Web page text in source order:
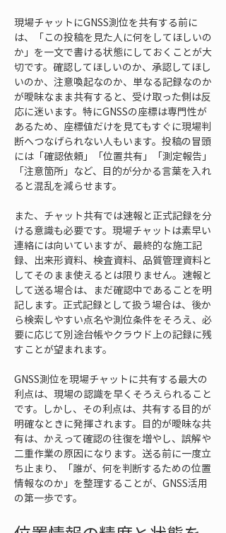
現場チャットにGNSS測位を共有する前に
は、「この投稿を見た人に何をしてほしいの
か」を一文で書ける状態にしておくことが大
切です。確認してほしいのか、承認してほし
いのか、注意喚起なのか、単なる記録なのか
が曖昧なまま共有すると、受け取った側は反
応に迷います。特にGNSSの座標は専門性が
あるため、座標値だけを見てもすぐに現場判
断へつなげられない人もいます。投稿の冒頭
には「確認依頼」「位置共有」「測定報告」
「注意箇所」など、目的が分かる言葉を入れ
ると混乱を減らせます。
また、チャット共有では速報と正式記録を分
ける意識も必要です。現場チャットは素早い
連絡には向いていますが、最終的な施工記
録、出来形資料、検査資料、品質管理資料と
してそのまま使えるとは限りません。速報と
して送る場合は、まだ確認中であることを明
記します。正式記録として扱う場合は、後か
ら検索しやすい点名や測位条件をそろえ、必
要に応じて別途台帳やクラウド上の記録に残
すことが望まれます。
GNSS測位を現場チャットに共有する最大の
利点は、現場の認識を早くそろえられること
です。しかし、その利点は、共有する目的が
明確なときに発揮されます。目的が曖昧な共
有は、かえって確認の往復を増やし、誤解や
二重作業の原因になります。送る前に一度立
ち止まり、「誰が、何を判断するための位置
情報なのか」を整理することが、GNSS活用
の第一歩です。